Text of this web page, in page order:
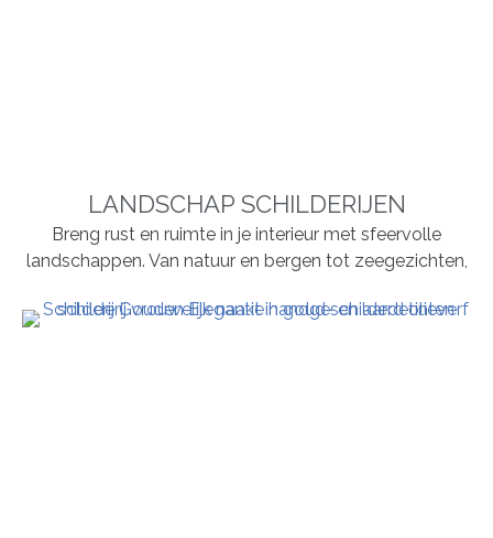
LANDSCHAP SCHILDERIJEN
Breng rust en ruimte in je interieur met sfeervolle
landschappen. Van natuur en bergen tot zeegezichten,